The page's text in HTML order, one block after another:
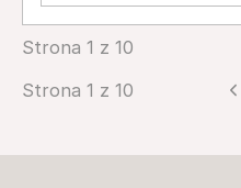
Strona 1 z 10
Strona 1 z 10